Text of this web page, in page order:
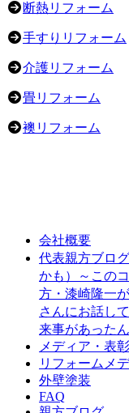
断熱リフォーム
手すりリフォーム
介護リフォーム
畳リフォーム
襖リフォーム
会社概要
代表親方ブログ
かも）～この
方・漆崎隆一
さんにお話し
来事があった
メディア・表
リフォームメ
外壁塗装
FAQ